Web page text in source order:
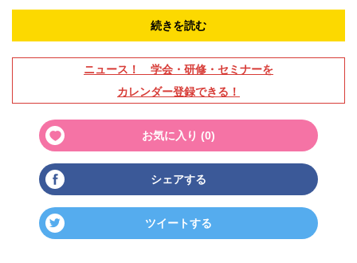
続きを読む
ニュース！ 学会・研修・セミナーを
カレンダー登録できる！
お気に入り (0)
シェアする
ツイートする